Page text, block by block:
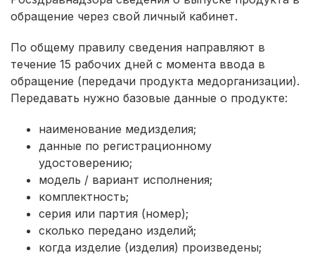
обращение через свой личный кабинет.
По общему правилу сведения направляют в
течение 15 рабочих дней с момента ввода в
обращение (передачи продукта медорганизации).
Передавать нужно базовые данные о продукте:
наименование медизделия;
данные по регистрационному
удостоверению;
модель / вариант исполнения;
комплектность;
серия или партия (номер);
сколько передано изделий;
когда изделие (изделия) произведены;